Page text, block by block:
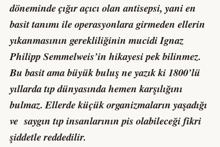
döneminde çığır açıcı olan antisepsi, yani en
basit tanımı ile operasyonlara girmeden ellerin
yıkanmasının gerekliliğinin mucidi Ignaz
Philipp Semmelweis’in hikayesi pek bilinmez.
Bu basit ama büyük buluş ne yazık ki 1800’lü
yıllarda tıp dünyasında hemen karşılığını
bulmaz. Ellerde küçük organizmaların yaşadığı
ve saygın tıp insanlarının pis olabileceği fikri
şiddetle reddedilir.